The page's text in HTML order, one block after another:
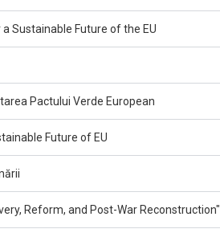
Sustainable Future of the EU
Pactului Verde European
Future of EU
Reform, and Post-War Reconstruction"